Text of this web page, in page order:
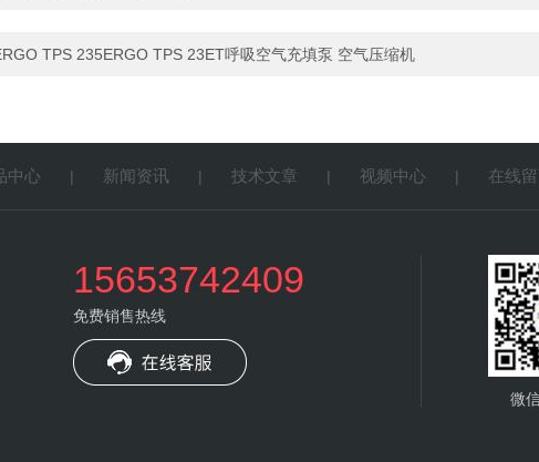
TPS 235ERGO TPS 23ET呼吸空气充填泵 空气压缩机
中心 | 新闻资讯 | 技术文章 | 视频中心 | 在线
15653742409
免费销售热线
微